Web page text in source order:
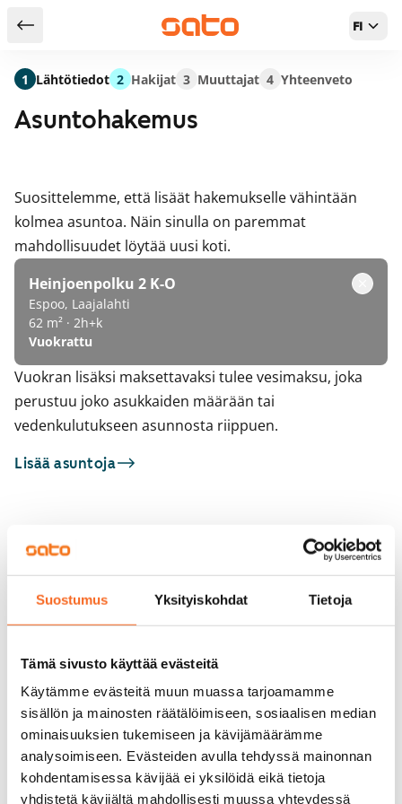
Suostumus Yksityiskohdat Tietoja
Tämä sivusto käyttää evästeitä
Käytämme evästeitä muun muassa tarjoamamme
sisällön ja mainosten räätälöimiseen, sosiaalisen median
ominaisuuksien tukemiseen ja kävijämäärämme
analysoimiseen. Evästeiden avulla tehdyssä mainonnan
kohdentamisessa kävijää ei yksilöidä eikä tietoja
yhdistetä kävijältä mahdollisesti muussa yhteydessä
Takaisin hakutuloksiin FI
Asuntohakemus
Suosittelemme, että lisäät hakemukselle vähintään
kolmea asuntoa. Näin sinulla on paremmat
mahdollisuudet löytää uusi koti.
Heinjoenpolku 2 K-O
Espoo, Laajalahti
62 m² · 2h+k
Vuokrattu
Vuokran lisäksi maksettavaksi tulee vesimaksu, joka
perustuu joko asukkaiden määrään tai
vedenkulutukseen asunnosta riippuen.
Lisää asuntoja
Sinua saattaisi kiinnostaa myös
16
Heinjoenpolku 2 P-Y
62 m² · 2h+k
Vapautumassa 5.10.
899 €
1/
Kotkatie 6
Espoo, Karakallio
1 Lähtötiedot 2 Hakijat 3 Muuttajat 4 Yhteenveto